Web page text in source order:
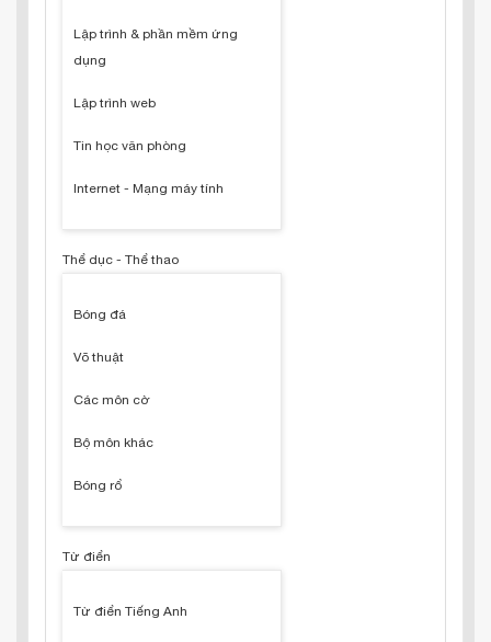
Lập trình & phần mềm ứng
dụng
Lập trình web
Tin học văn phòng
Internet - Mạng máy tính
Thể dục - Thể thao
Bóng đá
Võ thuật
Các môn cờ
Bộ môn khác
Bóng rổ
Từ điển
Từ điển Tiếng Anh